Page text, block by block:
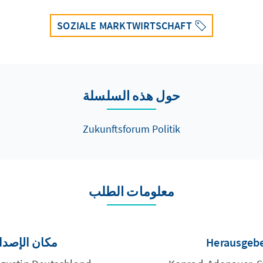
SOZIALE MARKTWIRTSCHAFT
حول هذه السلسلة
Zukunftsforum Politik
معلومات الطلب
مكان